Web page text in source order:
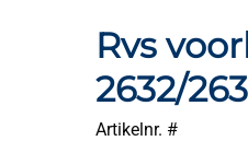
Rvs
2632/
Artikelnr. #